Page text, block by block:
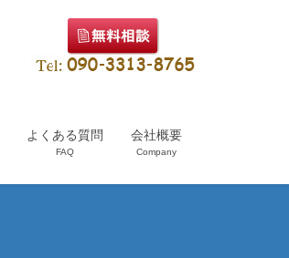
よくある質問
FAQ
会社概要
Company